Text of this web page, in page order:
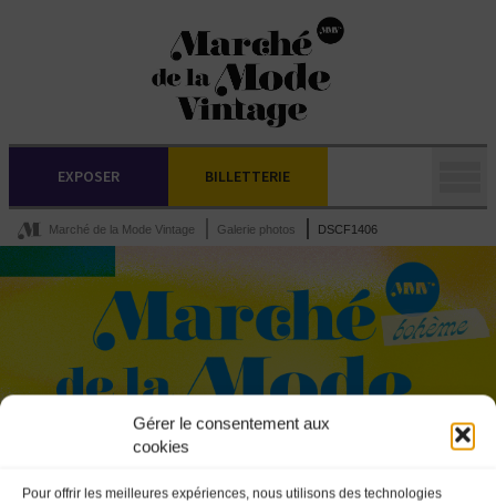
Gérer le consentement aux
cookies
Pour offrir les meilleures expériences, nous utilisons des technologies
EXPOSER BILLETTERIE
Marché de la Mode Vintage Galerie photos DSCF1406